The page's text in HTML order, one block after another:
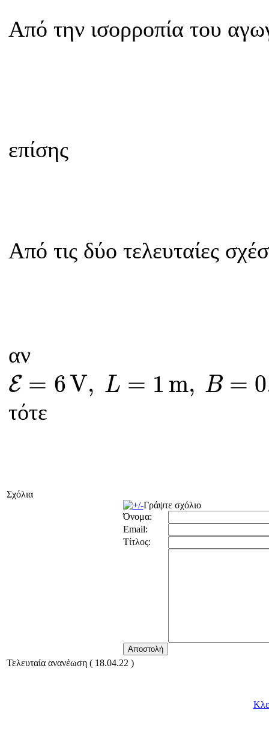
Από την ισορροπία του
επίσης
Από τις δύο τελευταίες
αν
E = 6V, L = 1 m, B =
E= V L 1m T, =
τότε
Σχόλια
Γράψτε σχόλιο
Όνομα:
Email:
Τίτλος:
Τελευταία ανανέωση ( 18.04.22 )